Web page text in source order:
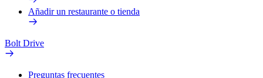
Añadir un restaurante o tienda
Bolt Drive
Preguntas frecuentes